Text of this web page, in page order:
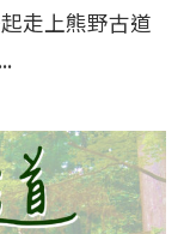
走上熊野古道